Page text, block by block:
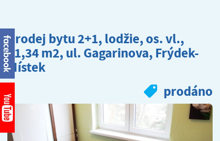
Prodej bytu 2+1, lodžie, os. vl.,
51,34 m2, ul. Gagarinova, Frýdek-
Místek
prodáno